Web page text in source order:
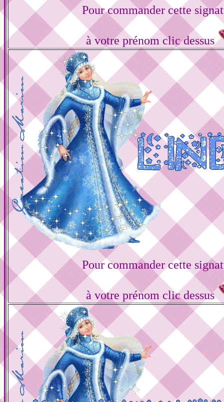
Pour commander cette
à votre prénom clic dessus
Pour commander cette
à votre prénom clic dessus